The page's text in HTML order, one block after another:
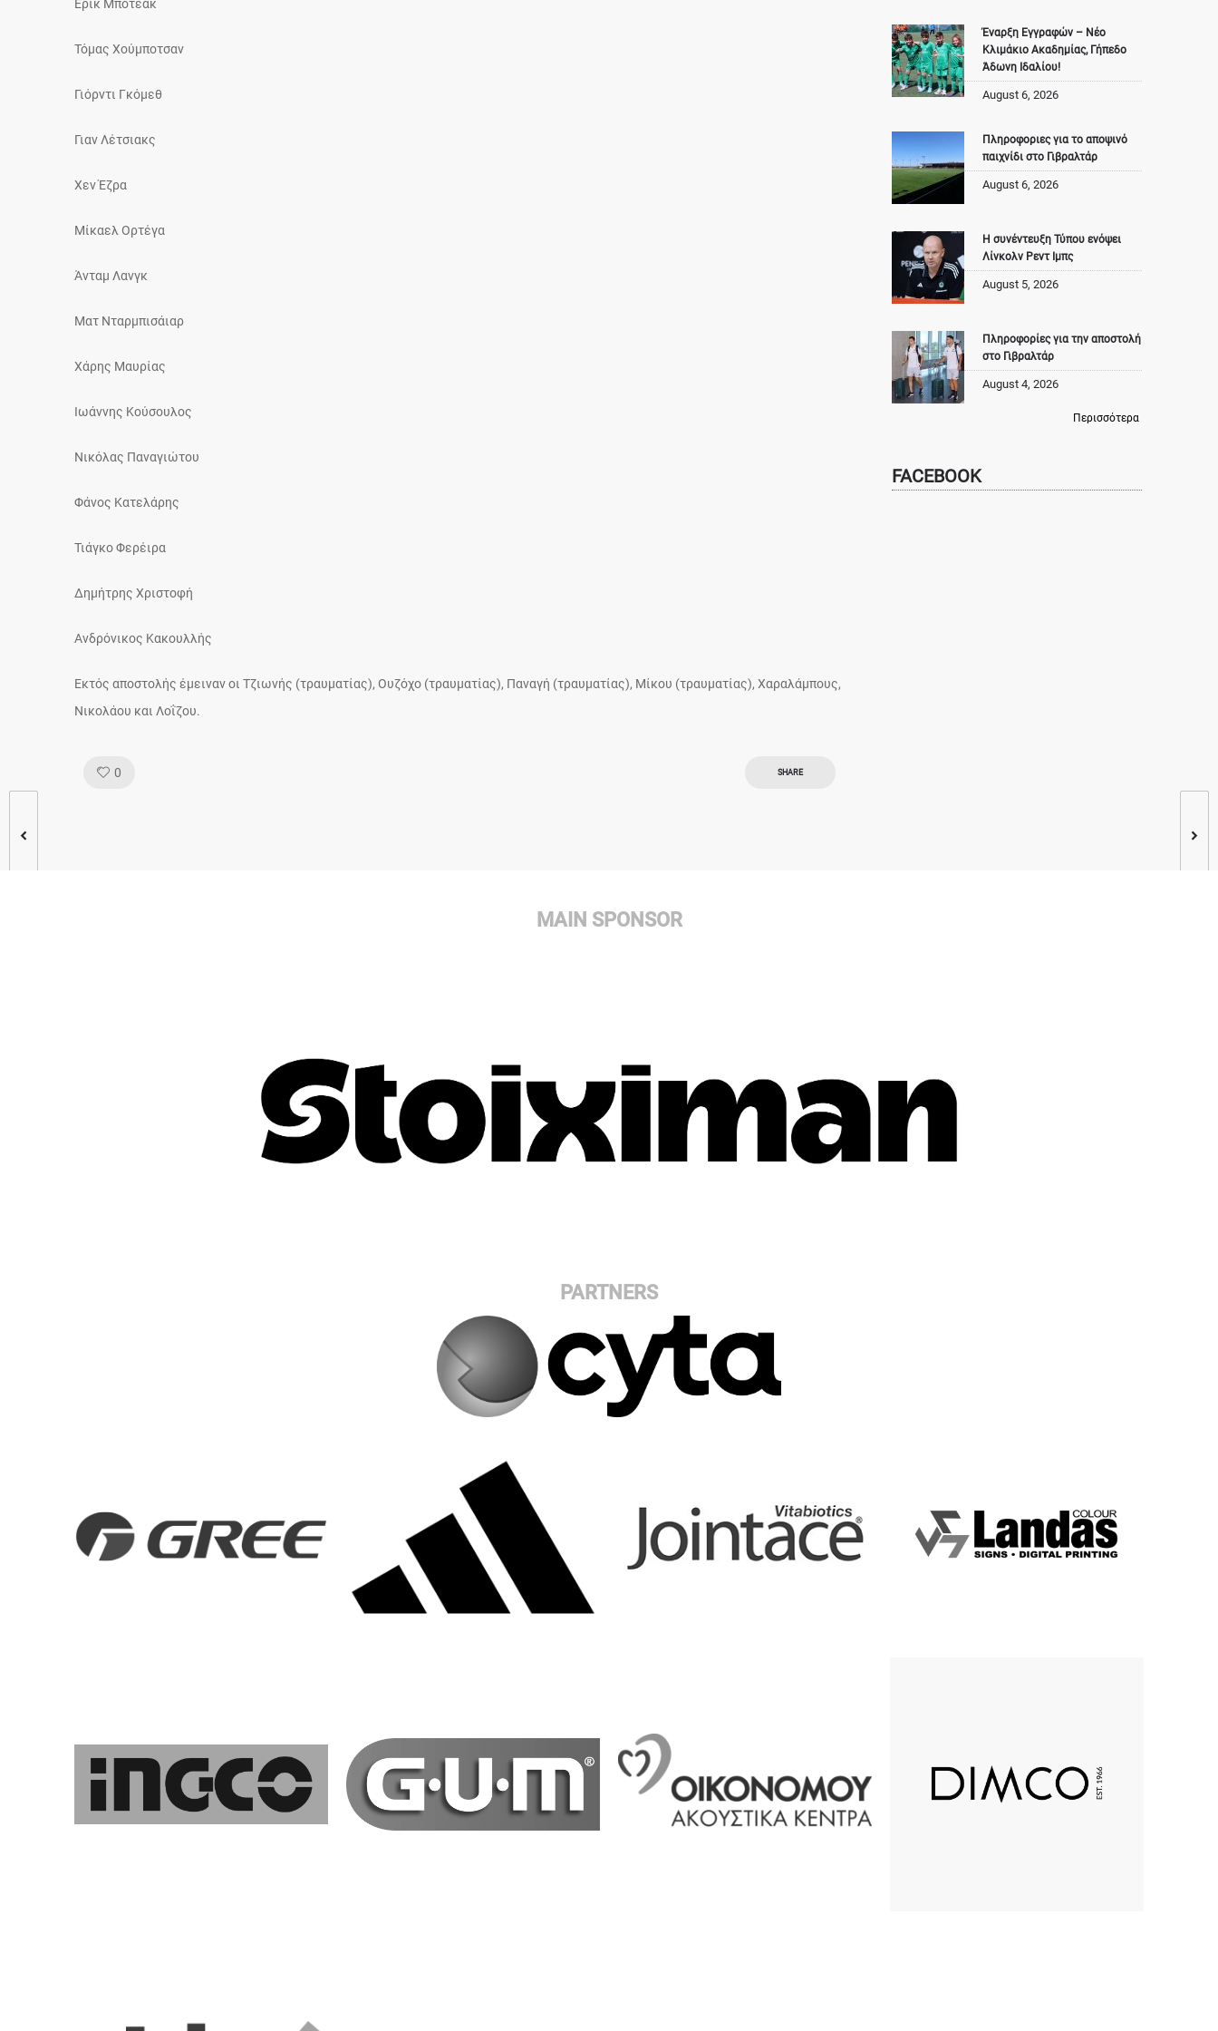
Έρικ Μποτεάκ
Τόμας Χούμποτσαν
Γιόρντι Γκόμεθ
Γιαν Λέτσιακς
Χεν Έζρα
Μίκαελ Ορτέγα
Άνταμ Λανγκ
Ματ Νταρμπισάιαρ
Χάρης Μαυρίας
Ιωάννης Κούσουλος
Νικόλας Παναγιώτου
Φάνος Κατελάρης
Τιάγκο Φερέιρα
Δημήτρης Χριστοφή
Ανδρόνικος Κακουλλής
Εκτός αποστολής έμειναν οι Τζιωνής (τραυματίας), Ουζόχο (τραυματίας), Παναγή (τραυματίας), Μίκου (τραυματίας), Xαραλάμπους,
Νικολάου και Λοΐζου.
0 SHARE
Έναρξη Εγγραφών – Νέο
Κλιμάκιο Ακαδημίας, Γήπεδο
Άδωνη Ιδαλίου!
August 6, 2026
Πληροφοριες για το αποψινό
παιχνίδι στο Γιβραλτάρ
August 6, 2026
Η συνέντευξη Τύπου ενόψει
Λίνκολν Ρεντ Ιμπς
August 5, 2026
Πληροφορίες για την αποστολή
στο Γιβραλτάρ
August 4, 2026
Περισσότερα
FACEBOOK
MAIN SPONSOR
PARTNERS